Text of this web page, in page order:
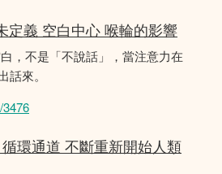
定義 空白中心 喉輪的影響
，不是「不說話」，當注意力在
來。
環通道 不斷重新開始人類